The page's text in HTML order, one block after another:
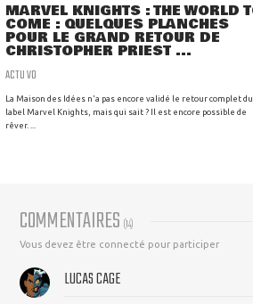
MARVEL KNIGHTS : THE WORLD
COME : QUELQUES PLANCHES
POUR LE GRAND RETOUR DE
CHRISTOPHER PRIEST ...
ACTU VO
La Maison des Idées n'a pas encore validé le retour complet du
label Marvel Knights, mais qui sait ? Il est encore possible de
rêver. ...
COMMENTAIRES (14)
Vous devez être connecté pour participer
LUCAS CAGE